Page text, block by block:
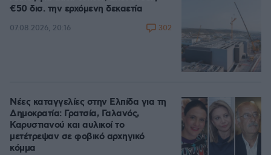
€50 δισ. την ερχόμενη δεκαετία
07.08.2026, 20:16 302
Νέες καταγγελίες στην Ελπίδα για τη
Δημοκρατία: Γρατσία, Γαλανός,
Καρυστιανού και αυλικοί το
μετέτρεψαν σε φοβικό αρχηγικό
κόμμα